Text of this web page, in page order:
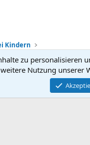
Kindern
Community platform by
zu
Nutzung unserer